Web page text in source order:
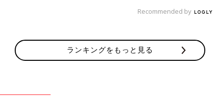
るように工夫しました！」（あべちゃん）
「自分でカスタマイズしたExcelに入力しています。毎月の貯金
Recommended by
ランキングをもっと見る